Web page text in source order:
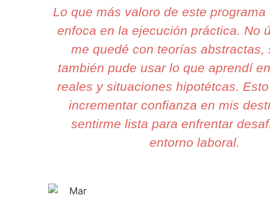
Lo que más valoro de este programa
enfoca en la ejecución práctica. No
me quedé con teorías abstractas,
también pude usar lo que aprendí
reales y situaciones hipotétcas.
incrementar confianza en mis
sentirme lista para enfrentar
entorno laboral.